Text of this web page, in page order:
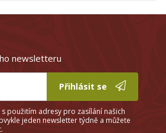
newsletteru
Přihlásit se
použitím adresy pro zasílání našich
jeden newsletter týdně a můžete